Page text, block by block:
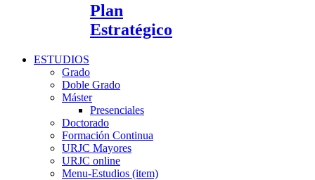
Plan
Estratégico
ESTUDIOS
Grado
Doble Grado
Máster
Presenciales
Doctorado
Formación Continua
URJC Mayores
URJC online
Menu-Estudios (item)